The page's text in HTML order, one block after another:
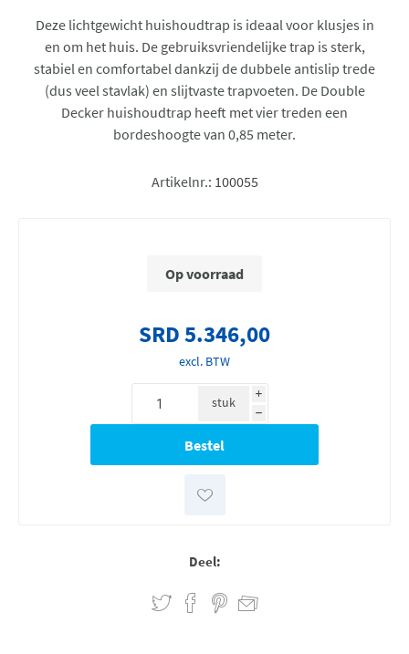
Deze lichtgewicht huishoudtrap is ideaal voor klusjes in
en om het huis. De gebruiksvriendelijke trap is sterk,
stabiel en comfortabel dankzij de dubbele antislip trede
(dus veel stavlak) en slijtvaste trapvoeten. De Double
Decker huishoudtrap heeft met vier treden een
bordeshoogte van 0,85 meter.
Artikelnr.: 100055
Op voorraad
SRD 5.346,00
excl. BTW
i
h
stuk
Deel: